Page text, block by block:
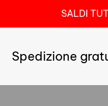
SALDI
Spedizione